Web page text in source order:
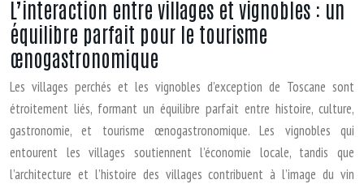
L’interaction entre villages et vignobles : un
équilibre parfait pour le tourisme
œnogastronomique
Les villages perchés et les vignobles d’exception de Toscane sont
étroitement liés, formant un équilibre parfait entre histoire, culture,
gastronomie, et tourisme œnogastronomique. Les vignobles qui
entourent les villages soutiennent l’économie locale, tandis que
l’architecture et l’histoire des villages contribuent à l’image du vin